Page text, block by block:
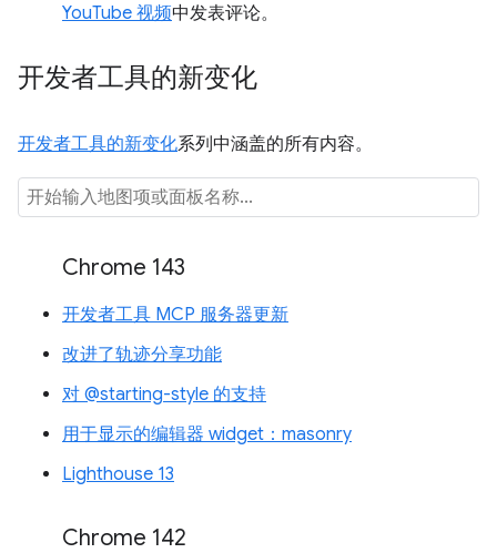
YouTube 视频中发表评论。
开发者工具的新变化
开发者工具的新变化系列中涵盖的所有内容。
Chrome 143
开发者工具 MCP 服务器更新
改进了轨迹分享功能
对 @starting-style 的支持
用于显示的编辑器 widget：masonry
Lighthouse 13
Chrome 142